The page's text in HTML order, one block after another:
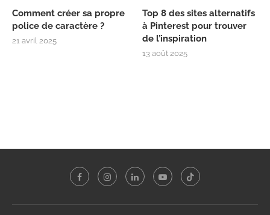
Comment créer sa propre
police de caractère ?
21 avril 2025
Top 8 des sites alternatifs
à Pinterest pour trouver
de l’inspiration
13 août 2025